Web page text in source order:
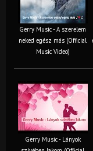
Gerry Music - A szerelem
neked egész más (Official
Music Video)
Gerry Music - Lányok